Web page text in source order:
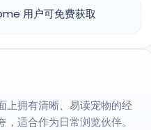
用户可免费获取
上拥有清晰、易读宠物的经
适合作为日常浏览伙伴。